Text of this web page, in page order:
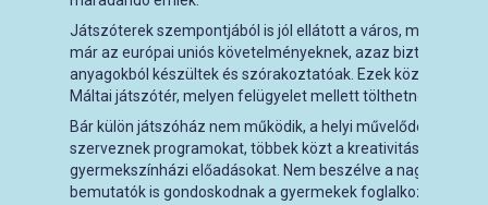
Játszóterek szempontjából is jól ellátott a város, mi több,
már az európai uniós követelményeknek, azaz
anyagokból készültek és szórakoztatóak. Ezek közül is
Máltai játszótér, melyen felügyelet mellett tölthetnek el
Bár külön játszóház nem működik, a helyi művelődési
szerveznek programokat, többek közt a kreativitást
gyermekszínházi előadásokat. Nem beszélve a
bemutatók is gondoskodnak a gyermekek